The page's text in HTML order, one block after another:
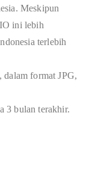
Meskipun
ini lebih
terlebih
format JPG,
3 bulan terakhir.